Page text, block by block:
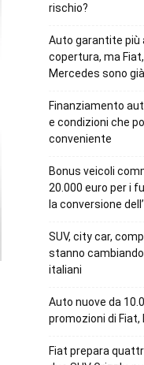
rischio?
Auto garantite più
copertura, ma
Mercedes sono
Finanziamento
e condizioni che
conveniente
Bonus veicoli
20.000 euro per i
la conversione
SUV, city car,
stanno
italiani
Auto nuove da
promozioni di Fiat,
Fiat prepara